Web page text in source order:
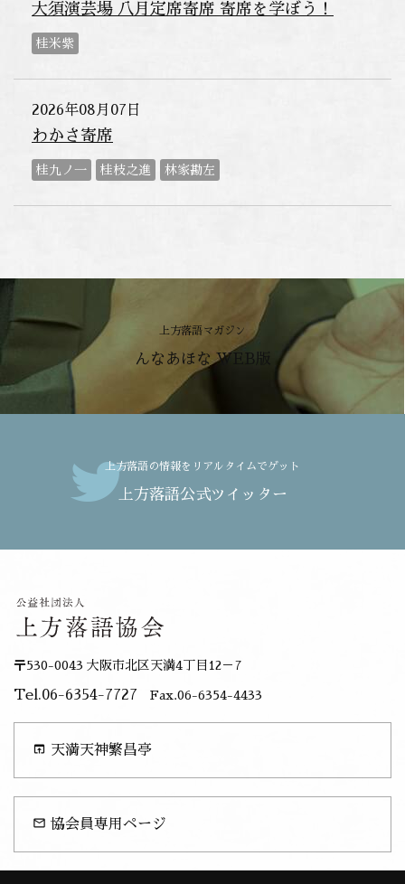
大須演芸場 八月定席寄席 寄席を学ぼう！
桂米紫
2026年08月07日
わかさ寄席
桂九ノ一 桂枝之進 林家勘左
上方落語マガジン
んなあほな WEB版
上方落語の情報をリアルタイムでゲット
上方落語公式ツイッター
〒530-0043 大阪市北区天満4丁目12－7
Tel.06-6354-7727 Fax.06-6354-4433
open_in_browser 天満天神繁昌亭
mail_outline 協会員専用ページ